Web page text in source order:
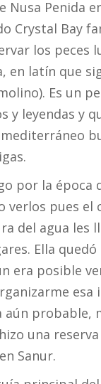
Nusa Penida
Crystal Bay
los peces
en latín que
Es un
y leyendas y
por la época
verlos pues el
del agua les
Ella
era posible
esa
aún probable,
una
Sanur.